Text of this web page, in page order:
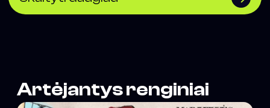
historic building that once housed Lithuania's first jazz
evening.</span>
Artėjantys renginiai